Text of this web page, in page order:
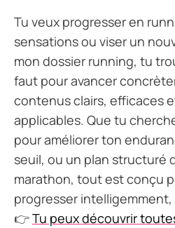
Tu veux progresser en
sensations ou viser un
mon dossier running, tu
faut pour avancer
contenus clairs, efficaces
applicables. Que tu
pour améliorer ton
seuil, ou un plan structuré
marathon, tout est conçu
progresser
👉Tu peux découvrir